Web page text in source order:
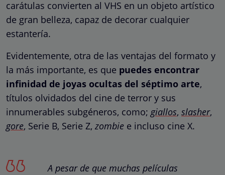
carátulas convierten al VHS en un objeto artístico
de gran belleza, capaz de decorar cualquier
estantería.
Evidentemente, otra de las ventajas del formato y
la más importante, es que puedes encontrar
infinidad de joyas ocultas del séptimo arte,
títulos olvidados del cine de terror y sus
innumerables subgéneros, como; giallos, slasher,
gore, Serie B, Serie Z, zombie e incluso cine X.
A pesar de que muchas películas